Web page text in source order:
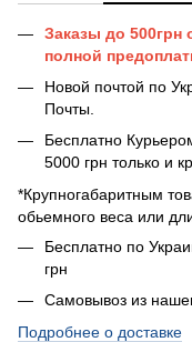
Заказы до 500грн
полной
Новой почтой по
Почты.
Бесплатно
5000 грн только и
*Крупногабаритным
обьемного веса или
Бесплатно по
грн
Самовывоз из
Подробнее о доставке